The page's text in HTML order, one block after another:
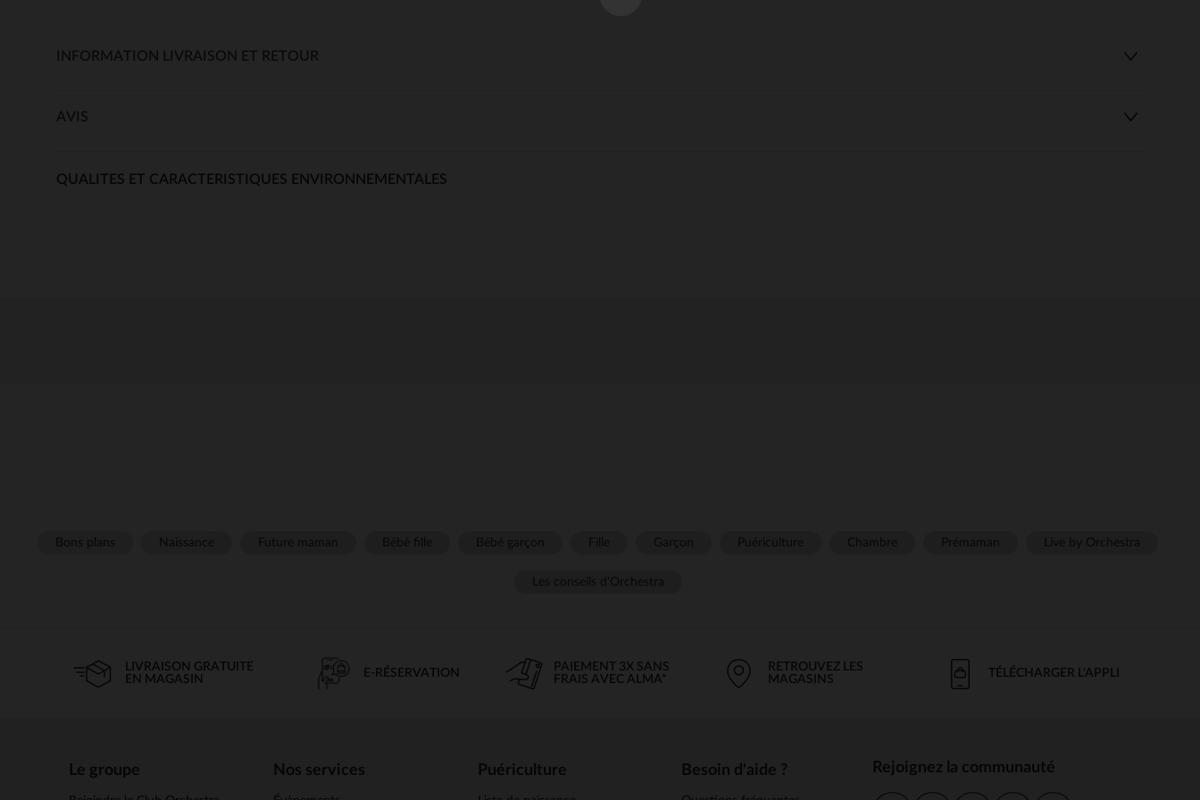
INFORMATION LIVRAISON ET RETOUR
AVIS
QUALITES ET CARACTERISTIQUES ENVIRONNEMENTALES
LIVRAISON GRATUITE
EN MAGASIN
E-RÉSERVATION
PAIEMENT 3X SANS
FRAIS AVEC ALMA*
RETROUVEZ LES
MAGASINS
TÉLÉCHARGER L'APPLI
Le groupe Nos services Puériculture Besoin d'aide ? Rejoignez la communauté